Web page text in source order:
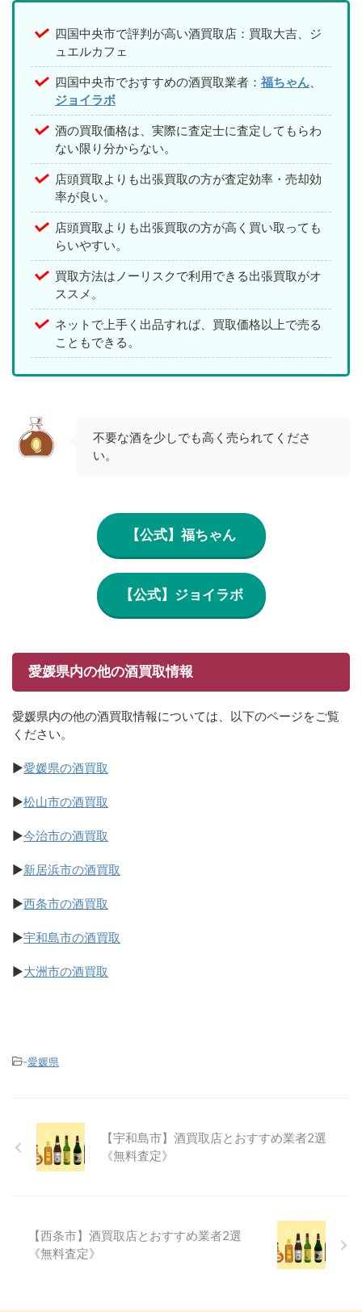
四国中央市で評判が高い酒買取店：買取大吉、ジ
ュエルカフェ
四国中央市でおすすめの酒買取業者： 福ちゃん
ジョイラボ
酒の買取価格は、実際に査定士に査定してもらわ
ない限り分からない。
店頭買取よりも出張買取の方が査定効率・売却効
率が良い。
店頭買取よりも出張買取の方が高く買い取っても
らいやすい。
買取方法はノーリスクで利用できる出張買取がオ
ススメ。
ネットで上手く出品すれば、買取価格以上で売る
こともできる。
不要な酒を少しでも高く売られてくださ
い。
【公式】福ちゃん
【公式】ジョイラボ
愛媛県内の他の酒買取情報
愛媛県内の他の酒買取情報については、以下のページをご覧
ください。
▶愛媛県の酒買取
▶松山市の酒買取
▶今治市の酒買取
▶新居浜市の酒買取
▶西条市の酒買取
▶宇和島市の酒買取
▶大洲市の酒買取
-愛媛県
【宇和島市】酒買取店とおすすめ業者2選
《無料査定》
【西条市】酒買取店とおすすめ業者2選
《無料査定》